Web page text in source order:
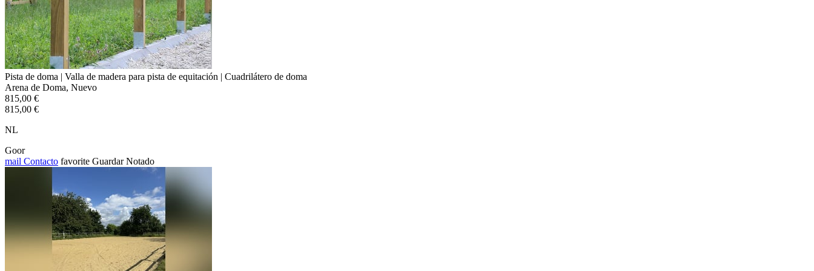
Pista de doma | Valla de madera para pista de equitación | Cuadrilátero de doma
Arena de Doma, Nuevo
815,00 €
815,00 €
NL
Goor
mail Contacto favorite Guardar Notado